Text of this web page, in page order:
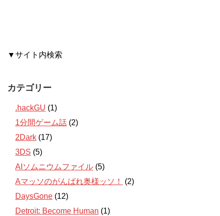
▼サイト内検索
カテゴリー
.hackGU (1)
1分間ゲーム話 (2)
2Dark (17)
3DS (5)
AIソムニウムファイル (5)
Aマッソのがんばれ奥様ッソ！
(2)
DaysGone (12)
Detroit: Become Human (1)